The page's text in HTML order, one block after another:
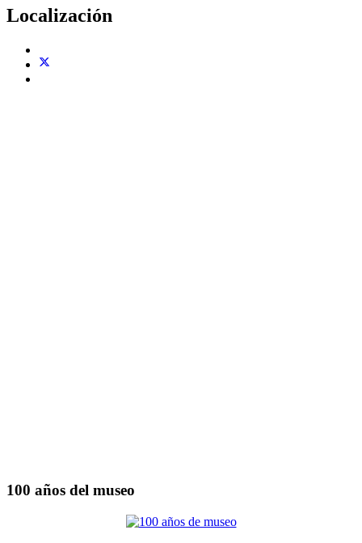
Localización
100 años del museo